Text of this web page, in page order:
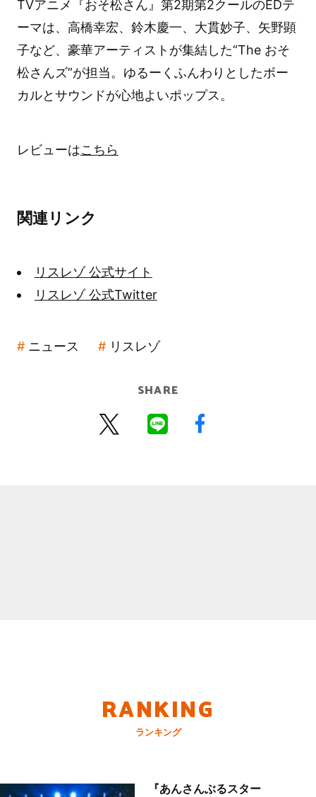
TVアニメ『おそ松さん』第2期第2クールのEDテ
ーマは、高橋幸宏、鈴木慶一、大貫妙子、矢野顕
子など、豪華アーティストが集結した“The おそ
松さんズ”が担当。ゆるーくふんわりとしたボー
カルとサウンドが心地よいポップス。
レビューはこちら
関連リンク
リスレゾ 公式サイト
リスレゾ 公式Twitter
ニュース リスレゾ
SHARE
RANKING
ランキング
『あんさんぶるスター